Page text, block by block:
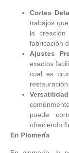
Cortes
trabajos
la
fabricación
Ajustes
exactos
cual es
puede
ofreciendo
En Plomería